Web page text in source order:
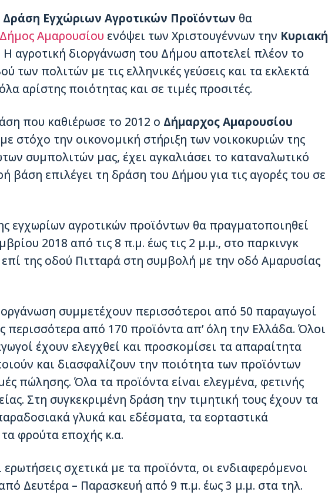
Δράση Εγχώριων Αγροτικών Προϊόντων θα
Δήμος Αμαρουσίου ενόψει των Χριστουγέννων την Κυριακή
Η αγροτική διοργάνωση του Δήμου αποτελεί πλέον το
των πολιτών με τις ελληνικές γεύσεις και τα εκλεκτά
αρίστης ποιότητας και σε τιμές προσιτές.
που καθιέρωσε το 2012 ο Δήμαρχος Αμαρουσίου
στόχο την οικονομική στήριξη των νοικοκυριών της
συμπολιτών μας, έχει αγκαλιάσει το καταναλωτικό
βάση επιλέγει τη δράση του Δήμου για τις αγορές του σε
εγχωρίων αγροτικών προϊόντων θα πραγματοποιηθεί
2018 από τις 8 π.μ. έως τις 2 μ.μ., στο παρκινγκ
της οδού Πιτταρά στη συμβολή με την οδό Αμαρυσίας
συμμετέχουν περισσότεροι από 50 παραγωγοί
περισσότερα από 170 προϊόντα απ’ όλη την Ελλάδα. Όλοι
έχουν ελεγχθεί και προσκομίσει τα απαραίτητα
και διασφαλίζουν την ποιότητα των προϊόντων
πώλησης. Όλα τα προϊόντα είναι ελεγμένα, φετινής
Στη συγκεκριμένη δράση την τιμητική τους έχουν τα
γλυκά και εδέσματα, τα εορταστικά
φρούτα εποχής κ.α.
σχετικά με τα προϊόντα, οι ενδιαφερόμενοι
Δευτέρα – Παρασκευή από 9 π.μ. έως 3 μ.μ. στα τηλ.